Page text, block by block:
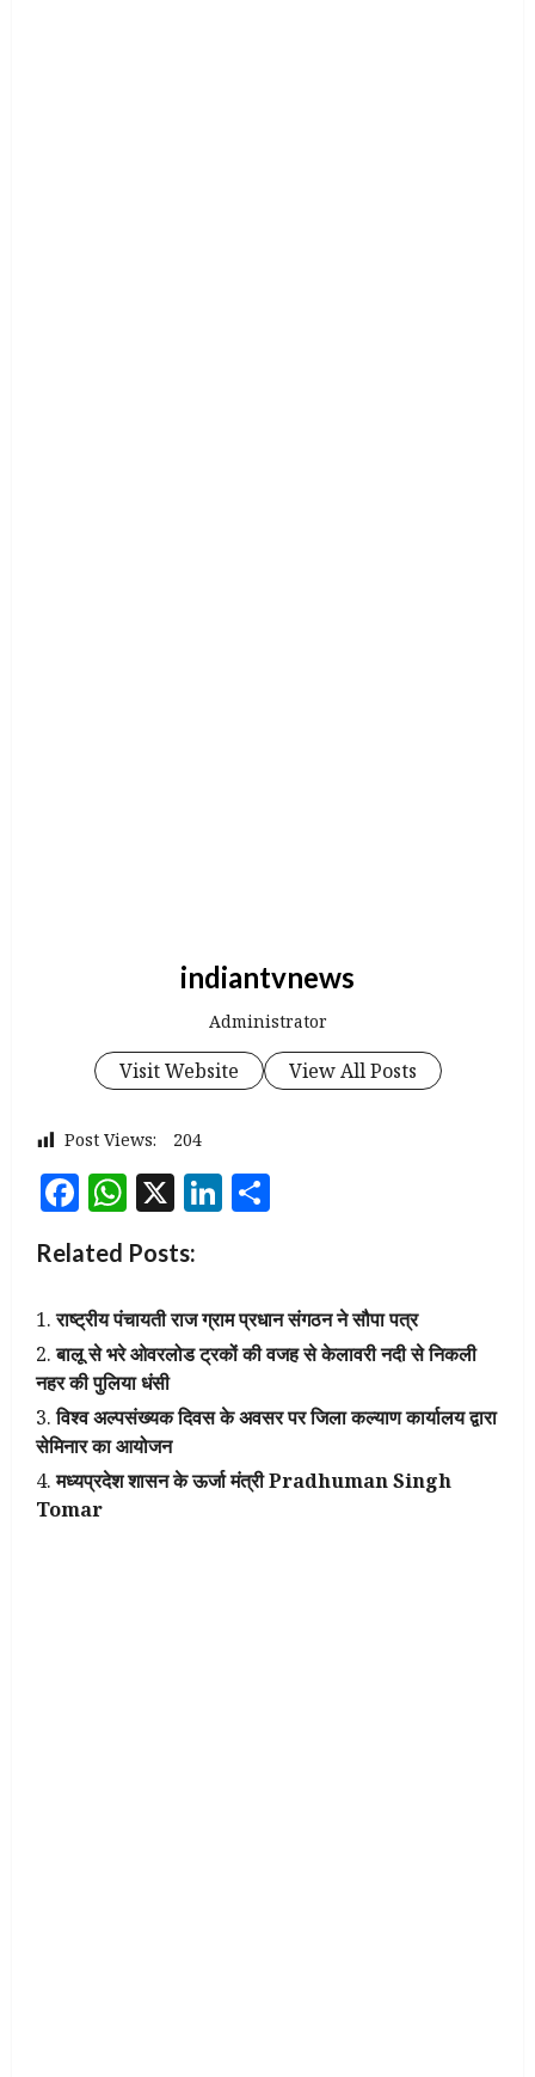
indiantvnews
Administrator
Visit Website View All Posts
Post Views: 204
Facebook
WhatsApp
X LinkedIn
Related Posts:
राष्ट्रीय पंचायती राज ग्राम प्रधान संगठन ने सौपा पत्र
बालू से भरे ओवरलोड ट्रकों की वजह से केलावरी नदी से निकली
नहर की पुलिया धंसी
विश्व अल्पसंख्यक दिवस के अवसर पर जिला कल्याण कार्यालय द्वारा
सेमिनार का आयोजन
मध्यप्रदेश शासन के ऊर्जा मंत्री Pradhuman Singh
Tomar